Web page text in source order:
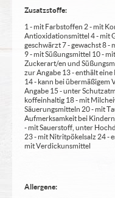
Zusatzstoffe:
1 - mit Farbstoffen 2 - mit
Antioxidationsmittel 4 - mit
geschwärzt 7 - gewachst 8 -
9 - mit Süßungsmittel 10 -
Zuckerart/en und
zur Angabe 13 - enthält
14 - kann bei
Angabe 15 - unter
koffeinhaltig 18 - mit
Säuerungsmitteln 20 - mit
Aufmerksamkeit bei
- mit Sauerstoff, unter
23 - mit Nitritpökelsalz 24 -
mit Verdickunsmittel
Allergene: